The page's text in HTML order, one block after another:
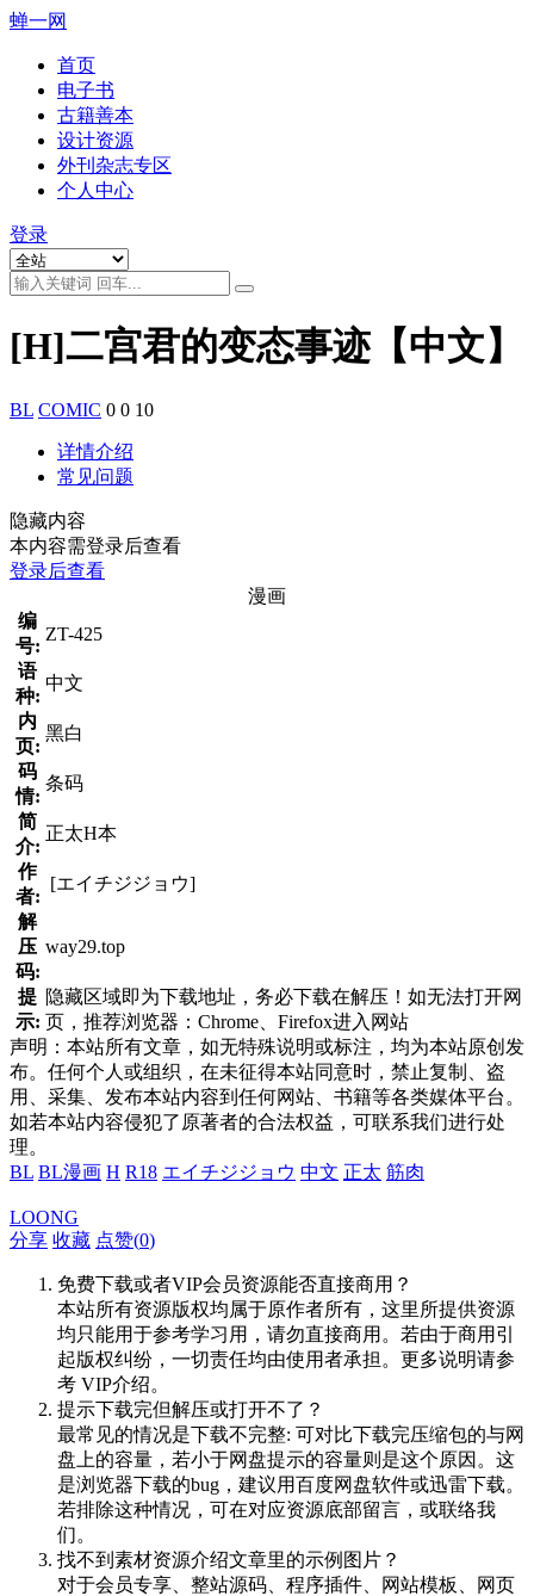
蝉一网
首页
电子书
古籍善本
设计资源
外刊杂志专区
个人中心
登录
[H]二宫君的变态事迹【中文】
BL COMIC 0 0 10
详情介绍
常见问题
隐藏内容
本内容需登录后查看
登录后查看
漫画
编
号:
ZT-425
语
种:
中文
内
页:
黑白
码
情:
条码
简
介:
正太H本
作
者:
[エイチジジョウ]
解
压
码:
way29.top
提
示:
隐藏区域即为下载地址，务必下载在解压！如无法打开网
页，推荐浏览器：Chrome、Firefox进入网站
声明：本站所有文章，如无特殊说明或标注，均为本站原创发
布。任何个人或组织，在未征得本站同意时，禁止复制、盗
用、采集、发布本站内容到任何网站、书籍等各类媒体平台。
如若本站内容侵犯了原著者的合法权益，可联系我们进行处
理。
BL BL漫画 H R18 エイチジジョウ 中文 正太 筋肉
LOONG
分享 收藏 点赞(0)
免费下载或者VIP会员资源能否直接商用？
本站所有资源版权均属于原作者所有，这里所提供资源
均只能用于参考学习用，请勿直接商用。若由于商用引
起版权纠纷，一切责任均由使用者承担。更多说明请参
考 VIP介绍。
提示下载完但解压或打开不了？
最常见的情况是下载不完整: 可对比下载完压缩包的与网
盘上的容量，若小于网盘提示的容量则是这个原因。这
是浏览器下载的bug，建议用百度网盘软件或迅雷下载。
若排除这种情况，可在对应资源底部留言，或联络我
们。
找不到素材资源介绍文章里的示例图片？
对于会员专享、整站源码、程序插件、网站模板、网页